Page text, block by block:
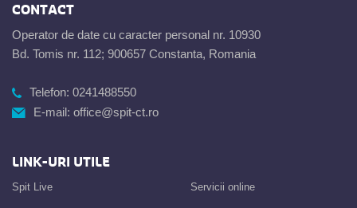
CONTACT
Operator de date cu caracter personal nr. 10930
Bd. Tomis nr. 112; 900657 Constanta, Romania
Telefon: 0241488550
E-mail: office@spit-ct.ro
LINK-URI UTILE
Spit Live Servicii online